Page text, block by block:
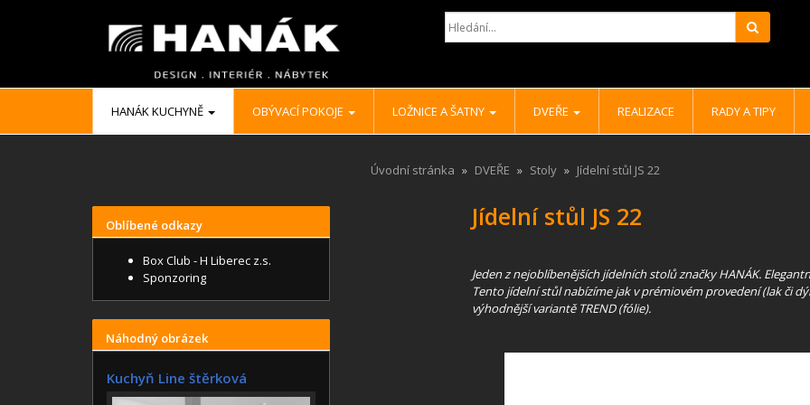
HANÁK KUCHYNĚ OBÝVACÍ POKOJE LOŽNICE A ŠATNY DVEŘE REALIZACE RADY A TIPY
Úvodní stránka DVEŘE Stoly Jídelní stůl JS 22
Jídelní stůl JS 22
Jeden z nejoblíbenějších jídelních stolů značky HANÁK.
Tento jídelní stůl nabízíme jak v prémiovém provedení (lak či
výhodnější variantě TREND (fólie).
Oblíbené odkazy
Box Club - H Liberec z.s.
Sponzoring
Náhodný obrázek
Kuchyň Line štěrková